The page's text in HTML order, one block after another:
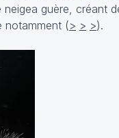
guère, créant
notamment (> > >).